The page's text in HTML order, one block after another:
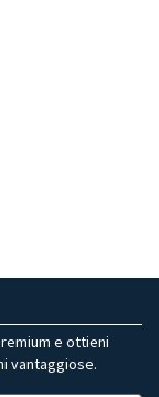
e ottieni
vantaggiose.